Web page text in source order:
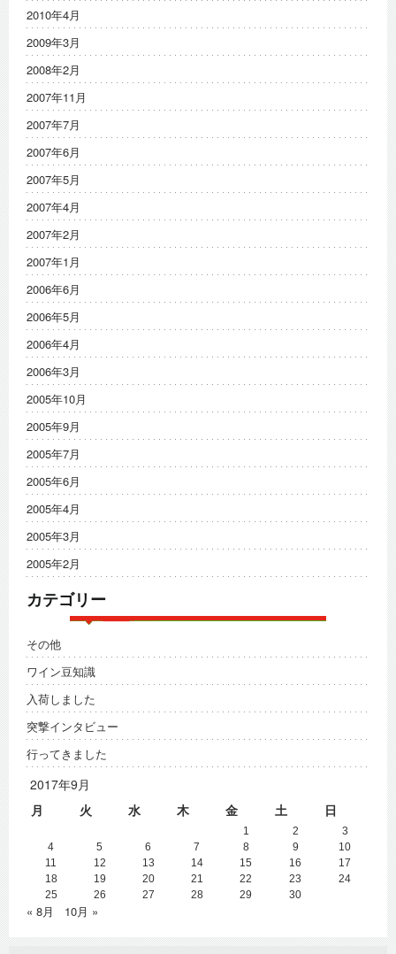
2010年4月
2009年3月
2008年2月
2007年11月
2007年7月
2007年6月
2007年5月
2007年4月
2007年2月
2007年1月
2006年6月
2006年5月
2006年4月
2006年3月
2005年10月
2005年9月
2005年7月
2005年6月
2005年4月
2005年3月
2005年2月
カテゴリー
その他
ワイン豆知識
入荷しました
突撃インタビュー
行ってきました
2017年9月
月
火 水 木 金 土 日
1 2
3
4
5 6 7 8 9
10
11
12 13 14 15 16
17
18
19 20 21 22 23
24
25
26 27 28 29 30
« 8月 10月 »